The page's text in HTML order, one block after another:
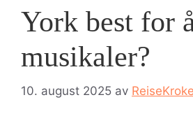
York best for
musikaler?
10. august 2025 av